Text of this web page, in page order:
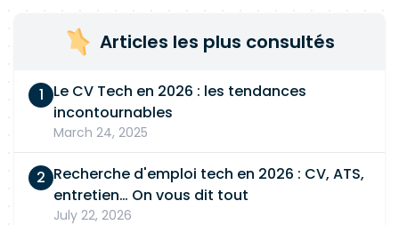
Articles les plus consultés
Le CV Tech en 2026 : les tendances
incontournables
March 24, 2025
Recherche d'emploi tech en 2026 : CV, ATS,
entretien… On vous dit tout
July 22, 2026